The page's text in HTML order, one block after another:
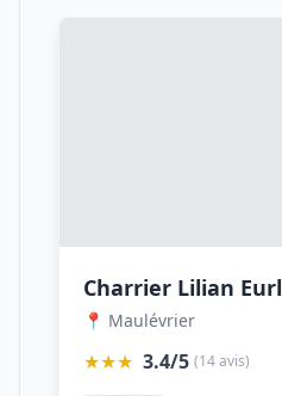
Charrier Lilian Eurl
📍 Maulévrier
★★★ 3.4/5 (14 avis)